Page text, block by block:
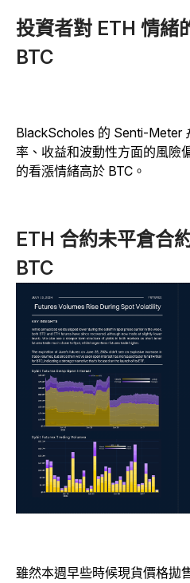
投資者對 ETH 情緒
BTC
BlackScholes 的 Senti-Meter
率、收益和波動性方面的風險
的看漲情緒高於 BTC。
ETH 合約未平倉合
BTC
雖然本週早些時候現貨價格拋